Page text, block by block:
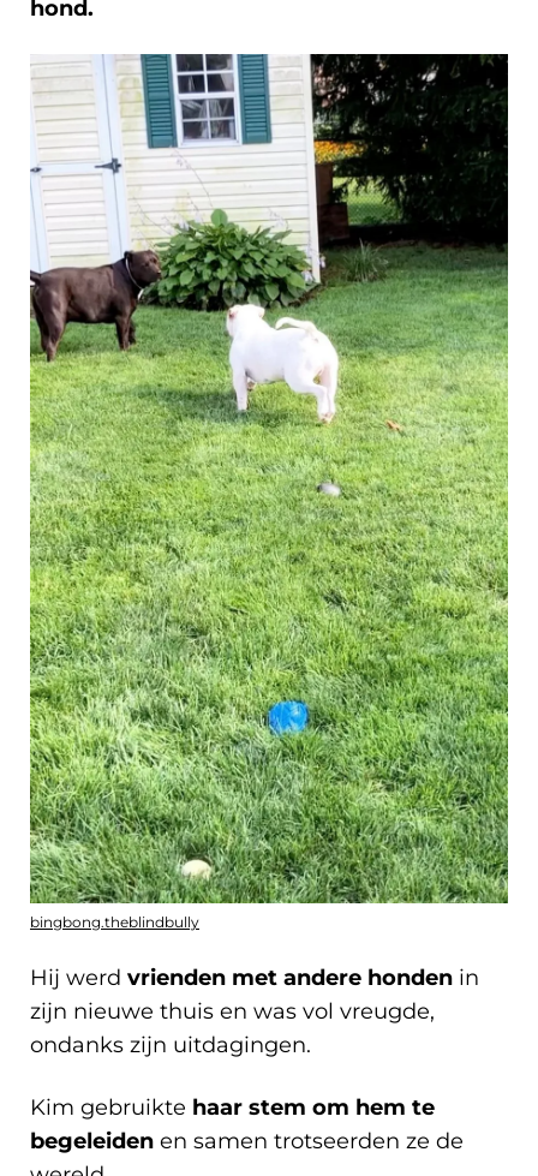
hond.
bingbong.theblindbully
Hij werd vrienden met andere honden in
zijn nieuwe thuis en was vol vreugde,
ondanks zijn uitdagingen.
Kim gebruikte haar stem om hem te
begeleiden en samen trotseerden ze de